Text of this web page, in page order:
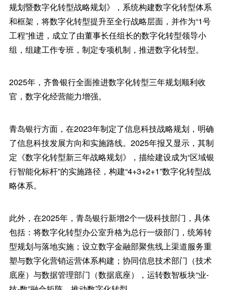
规划暨数字化转型战略规划》，系统构建数字化转型体系
和框架，将数字化转型提升至全行战略层面，并作为“1号
工程”推进，成立了由董事长任组长的数字化转型领导小
组，组建工作专班，制定专项机制，推进数字化转型。
2025年，齐鲁银行全面推进数字化转型三年规划顺利收
官，数字化经营能力增强。
青岛银行方面，在2023年制定了信息科技战略规划，明确
了信息科技发展方向和实施路线。2025年报又显示，其制
定《数字化转型新三年战略规划》，描绘建设成为“区域银
行智能化标杆”的实施路径，构建“4+3+2+1”数字化转型战
略体系。
此外，在2025年，青岛银行新增2个一级科技部门，具体
包括：将数字化转型办公室升格为总行一级部门，统筹转
型规划与落地实施；设立数字金融部聚焦线上渠道服务重
塑与数字化营销运营体系构建；协同信息技术部门（技术
底座）与数据管理部门（数据底座），运转数智板块“业-